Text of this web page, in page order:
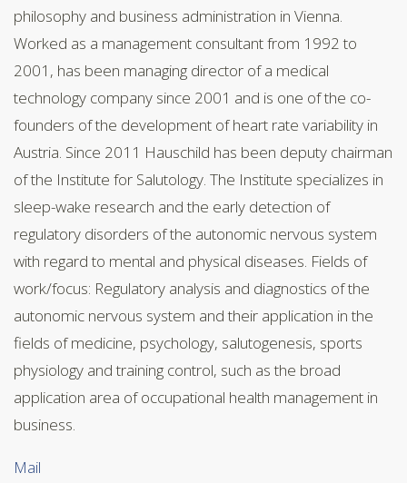
philosophy and business administration in Vienna.
Worked as a management consultant from 1992 to
2001, has been managing director of a medical
technology company since 2001 and is one of the co-
founders of the development of heart rate variability in
Austria. Since 2011 Hauschild has been deputy chairman
of the Institute for Salutology. The Institute specializes in
sleep-wake research and the early detection of
regulatory disorders of the autonomic nervous system
with regard to mental and physical diseases. Fields of
work/focus: Regulatory analysis and diagnostics of the
autonomic nervous system and their application in the
fields of medicine, psychology, salutogenesis, sports
physiology and training control, such as the broad
application area of occupational health management in
business.
Mail